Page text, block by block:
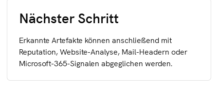
Nächster Schritt
Erkannte Artefakte können anschließend mit
Reputation, Website-Analyse, Mail-Headern oder
Microsoft-365-Signalen abgeglichen werden.